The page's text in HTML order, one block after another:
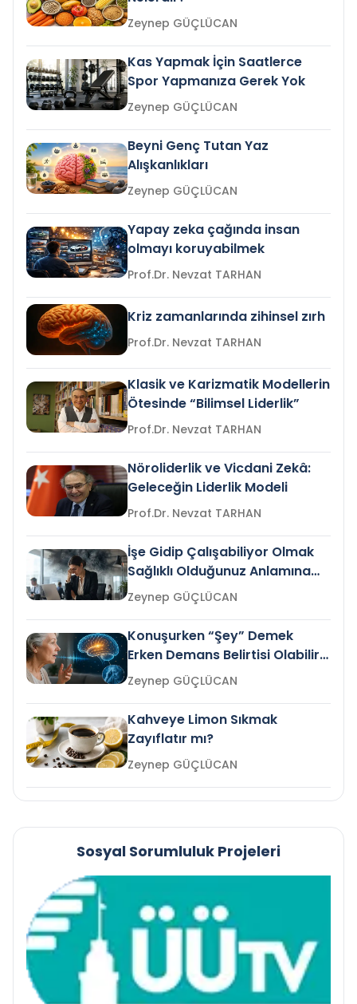
Zeynep GÜÇLÜCAN
Kas Yapmak İçin Saatlerce
Spor Yapmanıza Gerek Yok
Zeynep GÜÇLÜCAN
Beyni Genç Tutan Yaz
Alışkanlıkları
Zeynep GÜÇLÜCAN
Yapay zeka çağında insan
olmayı koruyabilmek
Prof.Dr. Nevzat TARHAN
Kriz zamanlarında zihinsel zırh
Prof.Dr. Nevzat TARHAN
Klasik ve Karizmatik Modellerin
Ötesinde “Bilimsel Liderlik”
Prof.Dr. Nevzat TARHAN
Nöroliderlik ve Vicdani Zekâ:
Geleceğin Liderlik Modeli
Prof.Dr. Nevzat TARHAN
İşe Gidip Çalışabiliyor Olmak
Sağlıklı Olduğunuz Anlamına
Gelir mi?Zeynep GÜÇLÜCAN
Konuşurken “Şey” Demek
Erken Demans Belirtisi Olabilir
mi?
Zeynep GÜÇLÜCAN
Kahveye Limon Sıkmak
Zayıflatır mı?
Zeynep GÜÇLÜCAN
Sosyal Sorumluluk Projeleri